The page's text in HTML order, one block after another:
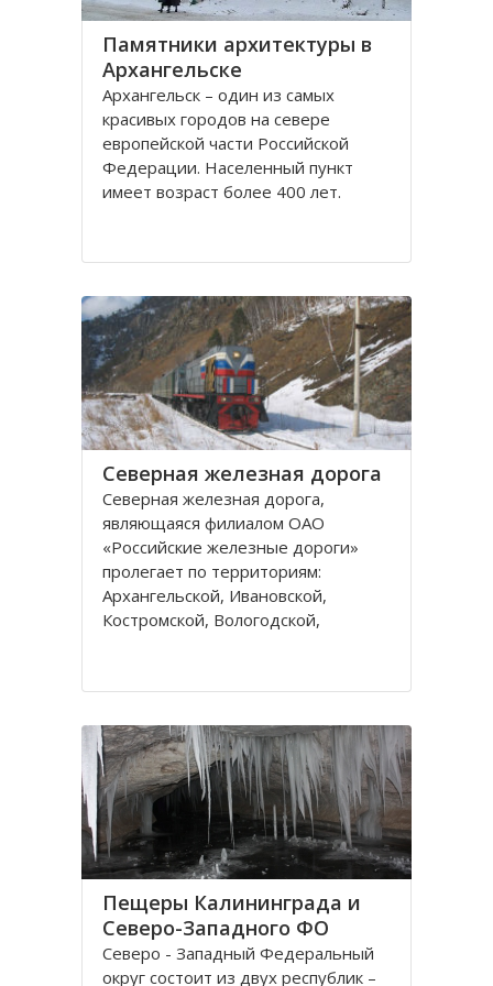
Памятники архитектуры в
Архангельске
Архангельск – один из самых
красивых городов на севере
европейской части Российской
Федерации. Населенный пункт
имеет возраст более 400 лет.
реки Северная Двина.
Город имеет многовековую
историю, которая нашла свое
отражение
Северная железная дорога
Северная железная дорога,
являющаяся филиалом ОАО
«Российские железные дороги»
пролегает по территориям:
Архангельской, Ивановской,
Костромской, Вологодской,
которые относятся к двум
округам Калининградскому и
Пещеры Калининграда и
Северо-Западного ФО
Северо - Западный Федеральный
округ состоит из двух республик –